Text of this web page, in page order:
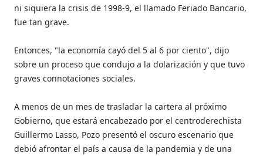
ni siquiera la crisis de 1998-9, el llamado Feriado Bancario,
fue tan grave.
Entonces, "la economía cayó del 5 al 6 por ciento", dijo
sobre un proceso que condujo a la dolarización y que tuvo
graves connotaciones sociales.
A menos de un mes de trasladar la cartera al próximo
Gobierno, que estará encabezado por el centroderechista
Guillermo Lasso, Pozo presentó el oscuro escenario que
debió afrontar el país a causa de la pandemia y de una